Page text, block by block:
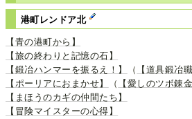
港町レンドア北
【青の港町から】
【旅の終わりと記憶の石】
【鍛冶ハンマーを振るえ！】
（ 【道具鍛冶
【ポーリアにおまかせ】
（ 【愛しのツボ錬
【まほうのカギの仲間たち】
【冒険マイスターの心得】